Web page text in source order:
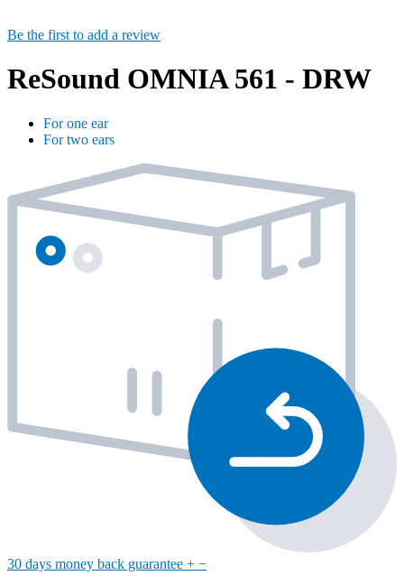
Be the first to add a review
ReSound OMNIA 561 - DRW
For one ear
For two ears
30 days money back guarantee + −